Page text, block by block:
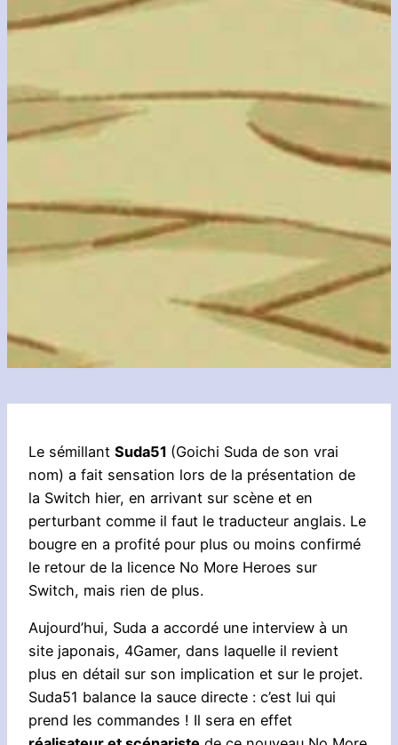
Le sémillant Suda51 (Goichi Suda de son vrai
nom) a fait sensation lors de la présentation de
la Switch hier, en arrivant sur scène et en
perturbant comme il faut le traducteur anglais. Le
bougre en a profité pour plus ou moins confirmé
le retour de la licence No More Heroes sur
Switch, mais rien de plus.
Aujourd’hui, Suda a accordé une interview à un
site japonais, 4Gamer, dans laquelle il revient
plus en détail sur son implication et sur le projet.
Suda51 balance la sauce directe : c’est lui qui
prend les commandes ! Il sera en effet